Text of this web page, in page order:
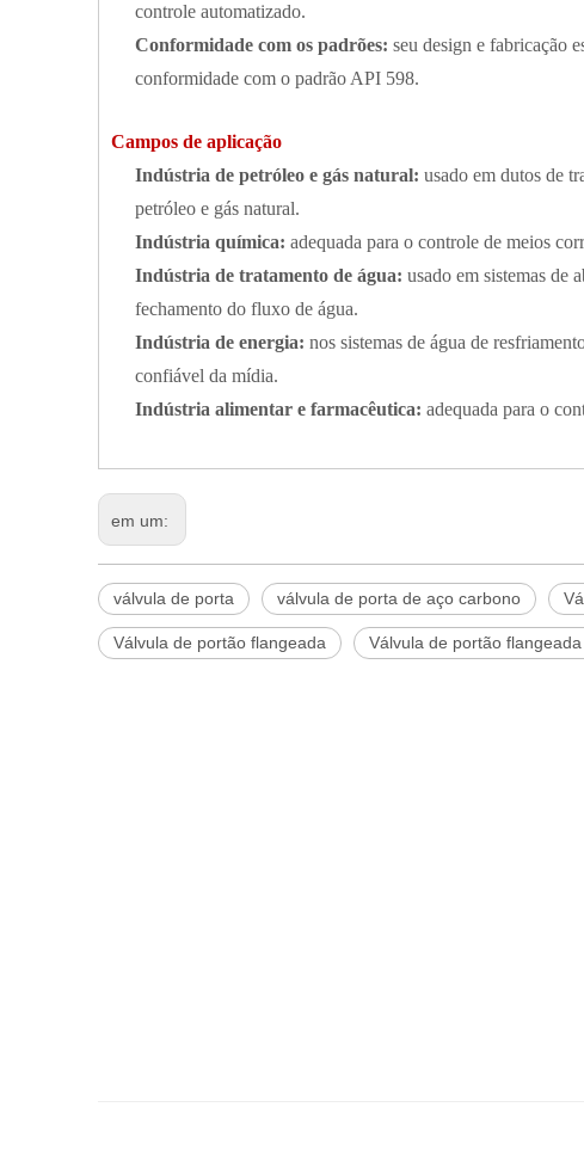
controle automatizado.
Conformidade com os padrões: seu design e fabricação
conformidade com o padrão API 598.
Campos de aplicação
Indústria de petróleo e gás natural: usado em dutos de
petróleo e gás natural.
Indústria química: adequada para o controle de meios
Indústria de tratamento de água: usado em sistemas de
fechamento do fluxo de água.
Indústria de energia: nos sistemas de água de
confiável da mídia.
Indústria alimentar e farmacêutica: adequada para o
em um:
válvula de porta válvula de porta de aço carbono
Válvula de portão flangeada Válvula de portão